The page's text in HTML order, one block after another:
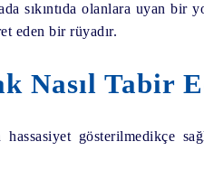
sıkıntıda olanlara uyan
eden bir rüyadır.
Nasıl Tabir
gösterilmedikçe